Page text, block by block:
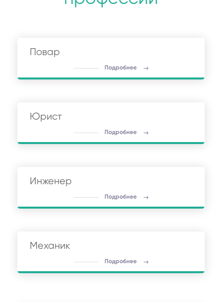
Повар
Подробнее
Юрист
Подробнее
Инженер
Подробнее
Механик
Подробнее